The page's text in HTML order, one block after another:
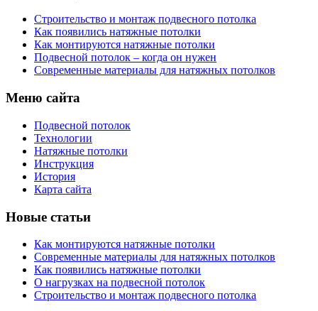
Строительство и монтаж подвесного потолка
Как появились натяжные потолки
Как монтируются натяжные потолки
Подвесной потолок – когда он нужен
Современные материалы для натяжных потолков
Меню сайта
Подвесной потолок
Технологии
Натяжные потолки
Инструкция
История
Карта сайта
Новые статьи
Как монтируются натяжные потолки
Современные материалы для натяжных потолков
Как появились натяжные потолки
О нагрузках на подвесной потолок
Строительство и монтаж подвесного потолка